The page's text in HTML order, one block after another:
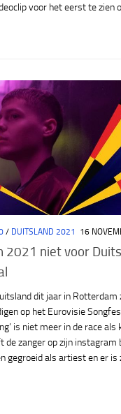
voor het eerst te zien
/ DUITSLAND 2021 16
2021 niet voor
dit jaar in Rotterdam
op het Eurovisie
is niet meer in de race
de zanger op zijn instagram
gegroeid als artiest en er is